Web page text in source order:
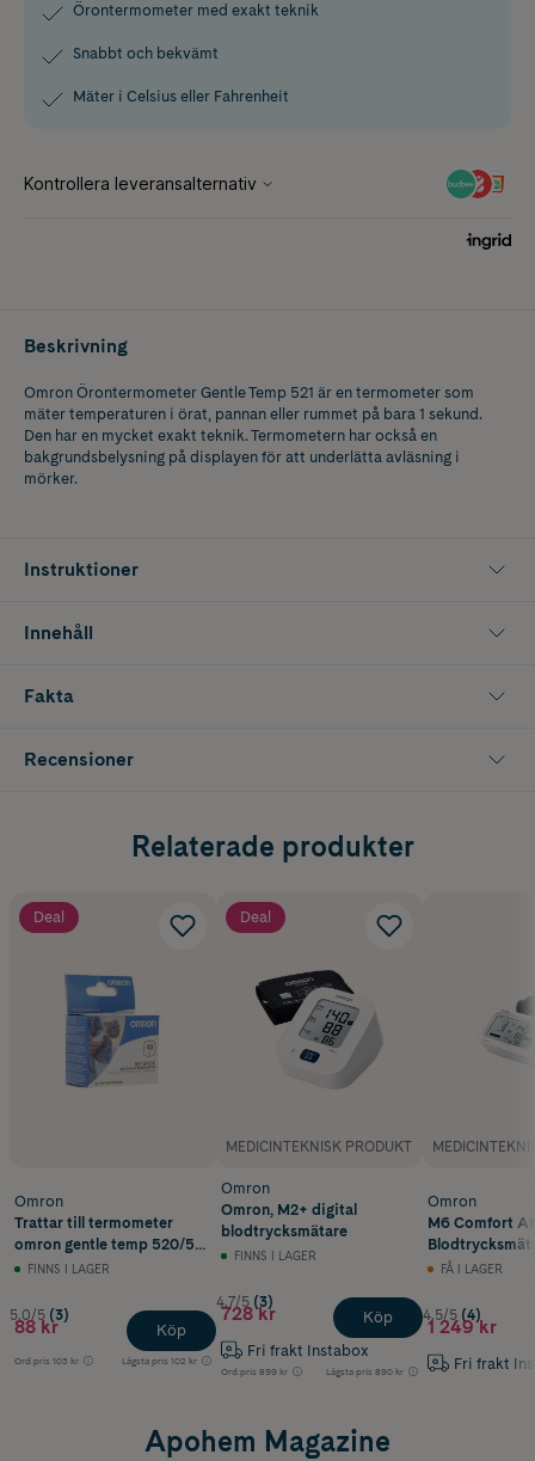
Örontermometer med exakt teknik
Snabbt och bekvämt
Mäter i Celsius eller Fahrenheit
Beskrivning
Omron Örontermometer Gentle Temp 521 är en termometer som
mäter temperaturen i örat, pannan eller rummet på bara 1 sekund.
Den har en mycket exakt teknik. Termometern har också en
bakgrundsbelysning på displayen för att underlätta avläsning i
mörker.
Instruktioner
Innehåll
Fakta
Recensioner
Relaterade produkter
Deal
Omron
Trattar till termometer
omron gentle temp 520/521
40 st
FINNS I LAGER
5.0/5 (3)
88 kr
Ord.pris 103 kr Lägsta pris 102 kr
Köp
Deal
MEDICINTEKNISK PRODUKT
Omron
Omron, M2+ digital
blodtrycksmätare
FINNS I LAGER
4.7/5 (3)
728 kr
Fri frakt Instabox
Ord.pris 899 kr Lägsta pris 890 kr
Köp
Omron
M6 Comfort
7380-E
FÅ I LAGER
4.5/5 (4)
1 249 kr
Fri frakt
Apohem Magazine